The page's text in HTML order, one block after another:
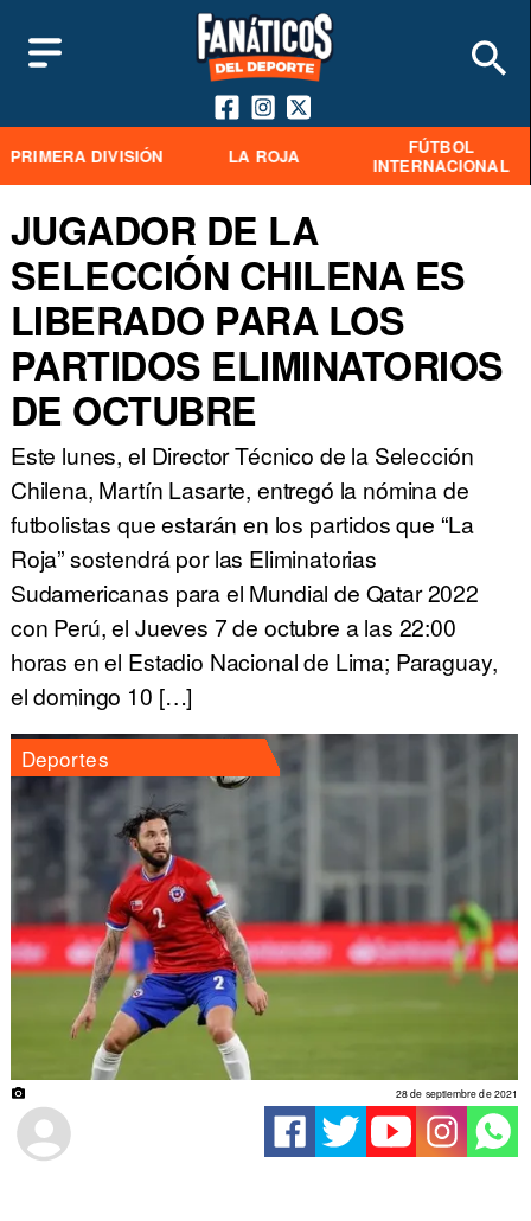
PRIMERA DIVISIÓN LA ROJA
FÚTBOL
INTERNACIONAL
JUGADOR DE LA
SELECCIÓN CHILENA ES
LIBERADO PARA LOS
PARTIDOS ELIMINATORIOS
DE OCTUBRE
Este lunes, el Director Técnico de la Selección
Chilena, Martín Lasarte, entregó la nómina de
futbolistas que estarán en los partidos que “La
Roja” sostendrá por las Eliminatorias
Sudamericanas para el Mundial de Qatar 2022
con Perú, el Jueves 7 de octubre a las 22:00
horas en el Estadio Nacional de Lima; Paraguay,
el domingo 10 […]
Deportes
28 de septiembre de 2021